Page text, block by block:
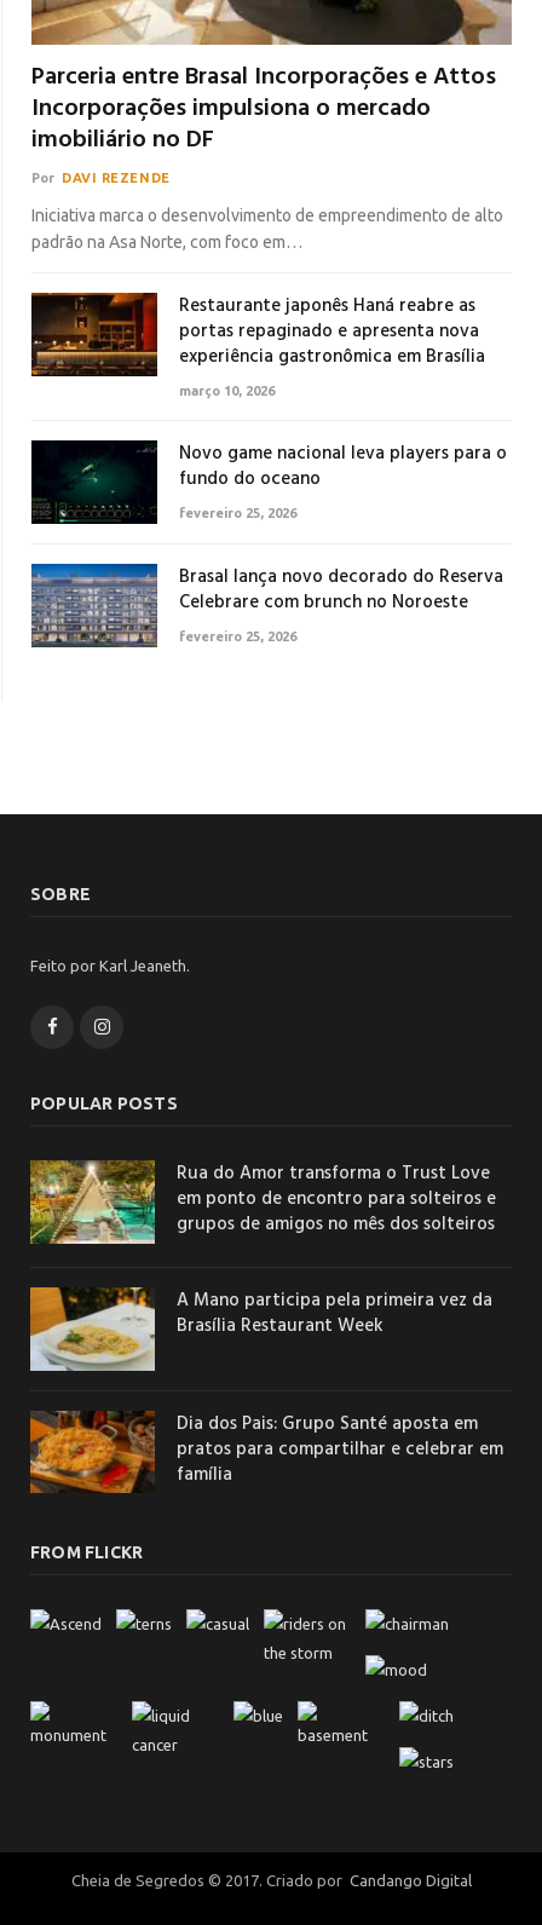
Parceria entre Brasal Incorporações e Attos
Incorporações impulsiona o mercado
imobiliário no DF
Por DAVI REZENDE
Iniciativa marca o desenvolvimento de empreendimento de alto
padrão na Asa Norte, com foco em…
Restaurante japonês Haná reabre as
portas repaginado e apresenta nova
experiência gastronômica em Brasília
março 10, 2026
Novo game nacional leva players para o
fundo do oceano
fevereiro 25, 2026
Brasal lança novo decorado do Reserva
Celebrare com brunch no Noroeste
fevereiro 25, 2026
SOBRE
Feito por Karl Jeaneth.
FacebookInstagram
POPULAR POSTS
Rua do Amor transforma o Trust Love
em ponto de encontro para solteiros e
grupos de amigos no mês dos solteiros
A Mano participa pela primeira vez da
Brasília Restaurant Week
Dia dos Pais: Grupo Santé aposta em
pratos para compartilhar e celebrar em
família
FROM FLICKR
Cheia de Segredos © 2017. Criado por Candango Digital